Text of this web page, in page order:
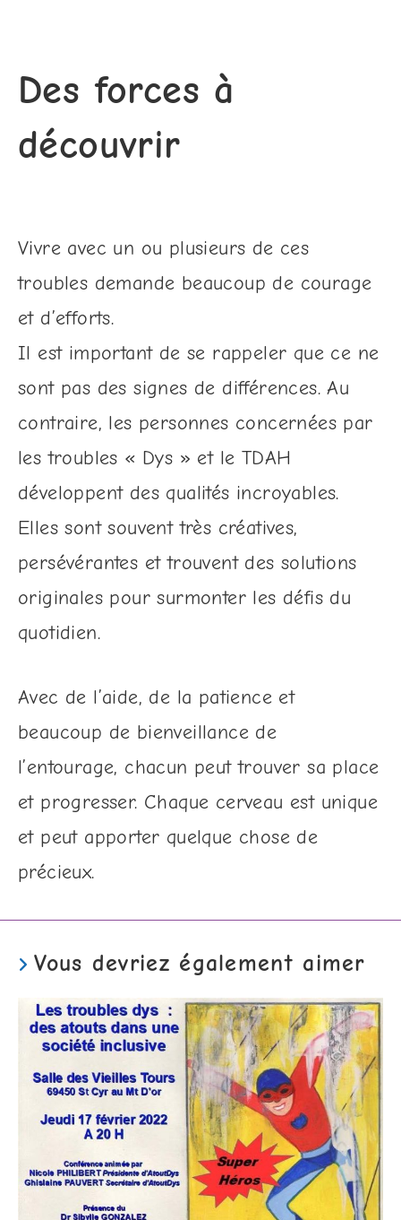
Des forces à
découvrir
Vivre avec un ou plusieurs de ces
troubles demande beaucoup de courage
et d’efforts.
Il est important de se rappeler que ce ne
sont pas des signes de différences. Au
contraire, les personnes concernées par
les troubles « Dys » et le TDAH
développent des qualités incroyables.
Elles sont souvent très créatives,
persévérantes et trouvent des solutions
originales pour surmonter les défis du
quotidien.
Avec de l’aide, de la patience et
beaucoup de bienveillance de
l’entourage, chacun peut trouver sa place
et progresser. Chaque cerveau est unique
et peut apporter quelque chose de
précieux.
Vous devriez également aimer